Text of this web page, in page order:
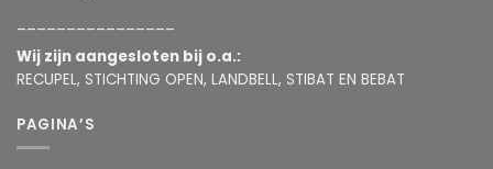
Wij zijn aangesloten bij o.a.:
RECUPEL, STICHTING OPEN, LANDBELL, STIBAT EN BEBAT
PAGINA’S